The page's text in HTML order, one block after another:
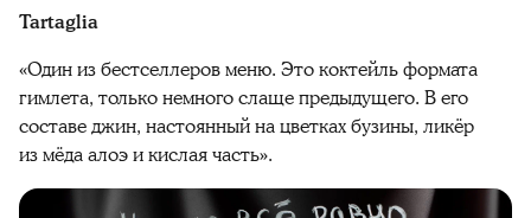
Tartaglia
«Один из бестселлеров меню. Это коктейль формата
гимлета, только немного слаще предыдущего. В его
составе джин, настоянный на цветках бузины, ликёр
из мёда алоэ и кислая часть».